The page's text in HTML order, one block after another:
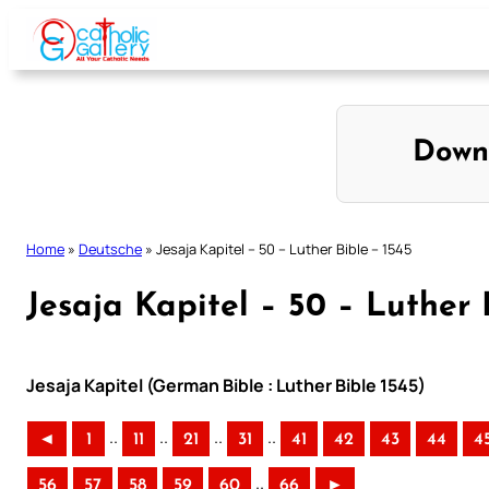
Skip
content
Home » Deutsche » Jesaja Kapitel – 50 – Luther Bible – 1545
Jesaja Kapitel – 50 – Luther
Jesaja Kapitel (German Bible : Luther Bible 1545)
◄ 1 .. 11 .. 21 .. 31 .. 41 42 43 44
..